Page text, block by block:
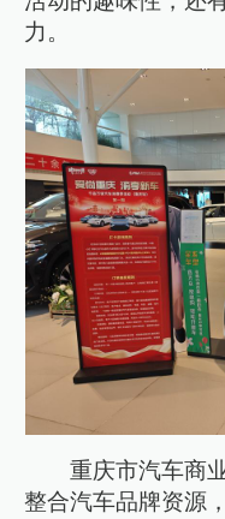
力。
重庆市汽车商
整合汽车品牌资源